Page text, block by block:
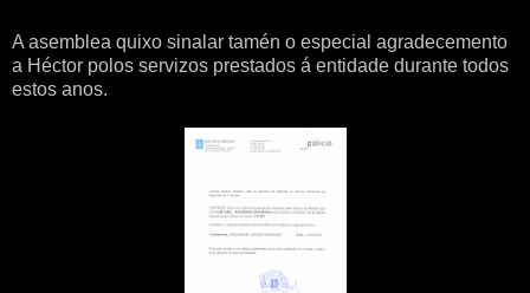
A asemblea quixo sinalar tamén o especial agradecemento
a Héctor polos servizos prestados á entidade durante todos
estos anos.